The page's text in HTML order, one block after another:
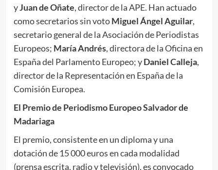
yJuan de Oñate, director de la APE. Han actuado
como secretarios sin votoMiguel Ángel Aguilar,
secretario general de la Asociación de Periodistas
Europeos; María Andrés, directora de la Oficina en
España del Parlamento Europeo; yDaniel Calleja,
director de la Representación en España de la
Comisión Europea.
El Premio de Periodismo Europeo Salvador de
Madariaga
El premio, consistente en un diploma y una
dotación de 15 000 euros en cada modalidad
(prensa escrita, radio y televisión), es convocado